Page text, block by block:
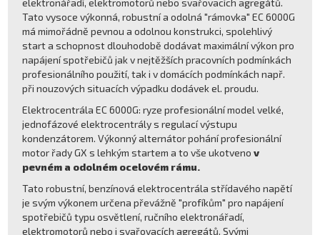
Tato vysoce výkonná, robustní a odolná "rámovka" EC 6000G
má mimořádně pevnou a odolnou konstrukci, spolehlivý
start a schopnost dlouhodobě dodávat maximální výkon pro
napájení spotřebičů jak v nejtěžších pracovních podmínkách
profesionálního použití, tak i v domácích podmínkách např.
při nouzových situacích výpadku dodávek el. proudu.
Elektrocentrála EC 6000G: ryze profesionální model velké,
jednofázové elektrocentrály s regulací výstupu
kondenzátorem. Výkonný alternátor pohání profesionální
motor řady GX s lehkým startem a to vše ukotveno v
pevném a odolném ocelovém rámu.
Tato robustní, benzínová elektrocentrála střídavého napětí
je svým výkonem určena převážně "profíkům" pro napájení
spotřebičů typu osvětlení, ručního elektronářadí,
elektromotorů nebo i svařovacích agregátů. Svými